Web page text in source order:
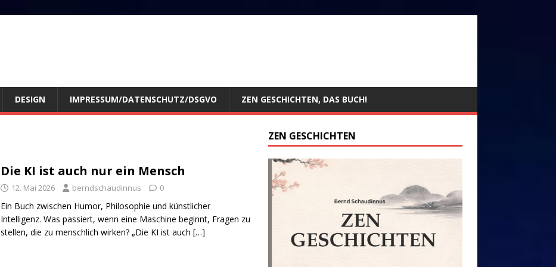
DESIGN IMPRESSUM/DATENSCHUTZ/DSGVO ZEN GESCHICHTEN, DAS BUCH!
Die KI ist auch nur ein Mensch
12. Mai 2026 berndschaudinnus 0
Ein Buch zwischen Humor, Philosophie und künstlicher
Intelligenz. Was passiert, wenn eine Maschine beginnt, Fragen zu
stellen, die zu menschlich wirken? „Die KI ist auch […]
ZEN GESCHICHTEN